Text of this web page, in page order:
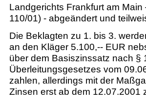
Landgerichts Frankfurt am
110/01) - abgeändert und
Die Beklagten zu 1. bis 3.
an den Kläger 5.100,-- EUR
über dem Basiszinssatz nach §
Überleitungsgesetzes vom
zahlen, allerdings mit der
Zinsen erst ab dem 12.07.2001